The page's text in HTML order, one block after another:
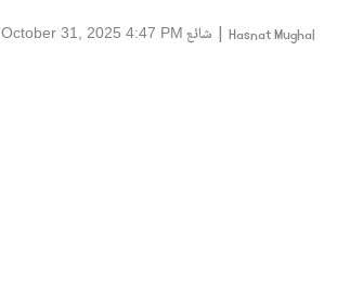
Hasnat Mughal
| شائع October 31, 2025 4:47 PM